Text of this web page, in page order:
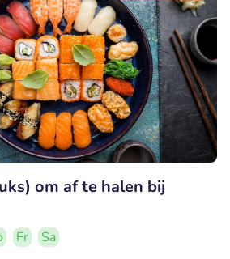
om af te halen bij
Fr
Sa